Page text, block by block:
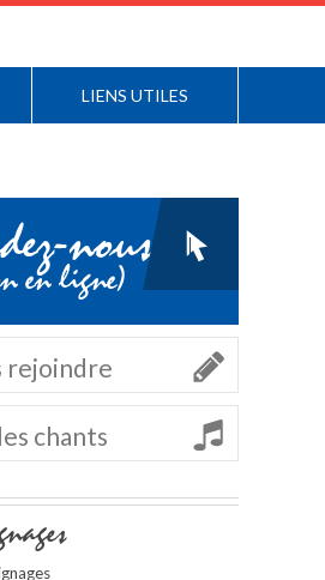
LIENS UTILES
nous
en ligne)
rejoindre
chants